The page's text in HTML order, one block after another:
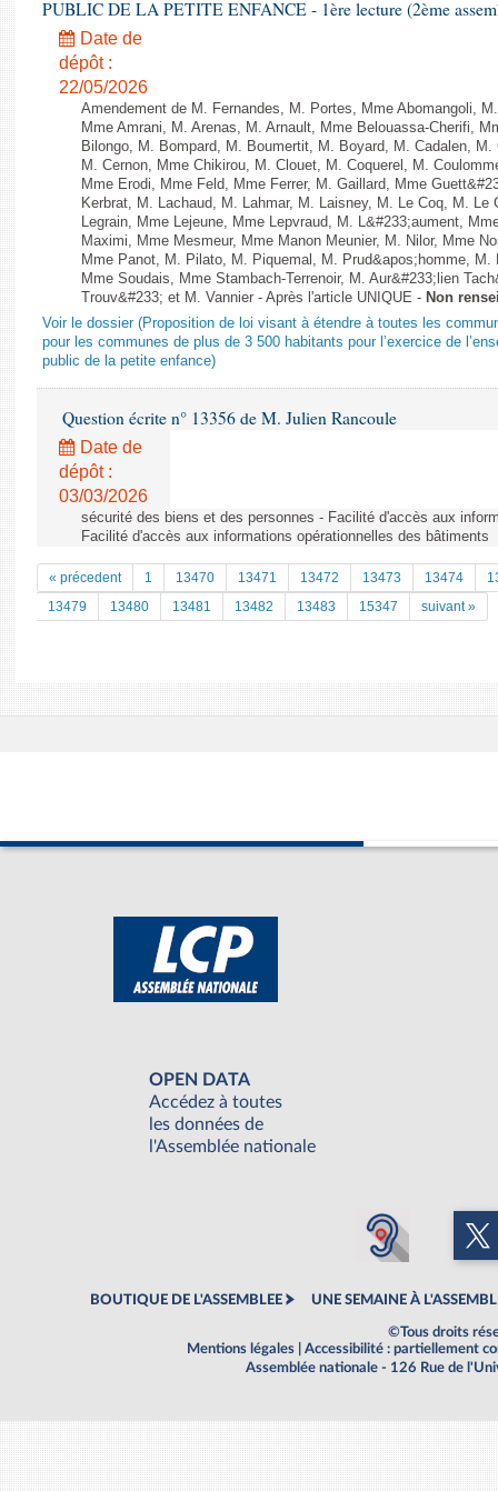
PUBLIC DE LA PETITE ENFANCE - 1ère lecture (2ème
Date de
dépôt :
22/05/2026
Amendement de M. Fernandes, M. Portes, Mme Abomangoli,
Mme Amrani, M. Arenas, M. Arnault, Mme Belouassa-Cherifi,
Bilongo, M. Bompard, M. Boumertit, M. Boyard, M. Cadalen,
M. Cernon, Mme Chikirou, M. Clouet, M. Coquerel, M.
Mme Erodi, Mme Feld, Mme Ferrer, M. Gaillard, Mme
Kerbrat, M. Lachaud, M. Lahmar, M. Laisney, M. Le Coq, M. Le
Legrain, Mme Lejeune, Mme Lepvraud, M. L&#233;aument,
Maximi, Mme Mesmeur, Mme Manon Meunier, M. Nilor, Mme
Mme Panot, M. Pilato, M. Piquemal, M. Prud&apos;homme,
Mme Soudais, Mme Stambach-Terrenoir, M. Aur&#233;lien
Trouv&#233; et M. Vannier - Après l'article UNIQUE - Non
Voir le dossier (Proposition de loi visant à étendre à toutes les
pour les communes de plus de 3 500 habitants pour l’exercice de
public de la petite enfance)
Question écrite n° 13356 de M. Julien Rancoule
Date de
dépôt :
03/03/2026
sécurité des biens et des personnes - Facilité d'accès aux
Facilité d'accès aux informations opérationnelles des bâtiments
« précedent 1 13470 13471 13472 13473 13474
13479
13480 13481 13482 13483 15347 suivant »
OPEN DATA
Accédez à toutes
les données de
l'Assemblée nationale
BOUTIQUE DE L'ASSEMBLEE UNE SEMAINE À
©Tous droits
Mentions légales
Accessibilité : partiellement
Assemblée nationale - 126 Rue de